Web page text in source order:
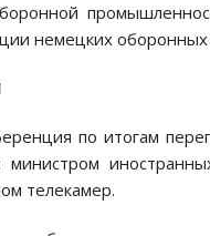
немецких
по итогам
телекамер.